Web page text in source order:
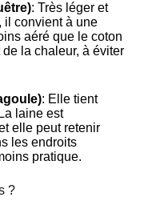
: Très léger et
il convient à une
aéré que le coton
la chaleur, à éviter
: Elle tient
laine est
elle peut retenir
les endroits
pratique.
?